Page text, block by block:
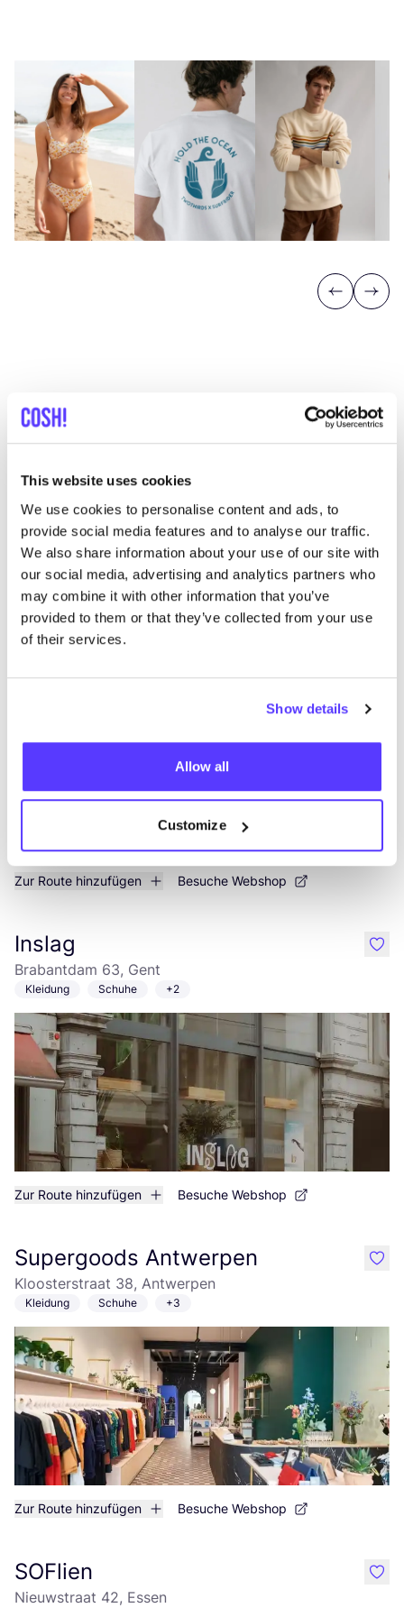
This website uses cookies
We use cookies to personalise content and ads, to
provide social media features and to analyse our traffic.
We also share information about your use of our site with
our social media, advertising and analytics partners who
may combine it with other information that you’ve
provided to them or that they’ve collected from your use
of their services.
Show details
Allow all
Customize
Previous
Next
Entdecke, wo Du Twothirds
einkaufen kannst
Alle 6 Geschäfte anzeigen
Supergoods Mechelen
Kleidung Schuhe +3
Zur Route hinzufügen Besuche Webshop
Inslag
Brabantdam 63, Gent
Kleidung Schuhe +2
Zur Route hinzufügen Besuche Webshop
like
Supergoods Antwerpen
Kloosterstraat 38, Antwerpen
Kleidung Schuhe +3
Zur Route hinzufügen Besuche Webshop
like
SOFlien
Nieuwstraat 42, Essen
like